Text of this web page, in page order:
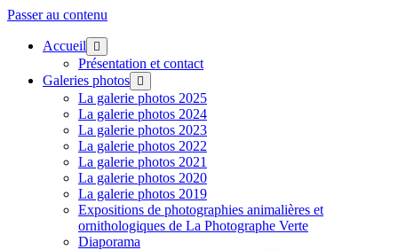
Passer au contenu
Accueil
ouvrir
menu
Présentation et contact
Galeries photos ouvrir
menu
La galerie photos 2025
La galerie photos 2024
La galerie photos 2023
La galerie photos 2022
La galerie photos 2021
La galerie photos 2020
La galerie photos 2019
Expositions de photographies animalières et
ornithologiques de La Photographe Verte
Diaporama